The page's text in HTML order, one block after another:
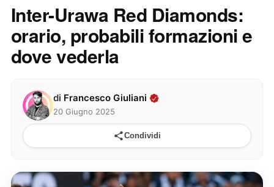
Inter-Urawa Red Diamonds:
orario, probabili formazioni e
dove vederla
di Francesco Giuliani
20 Giugno 2025
Condividi